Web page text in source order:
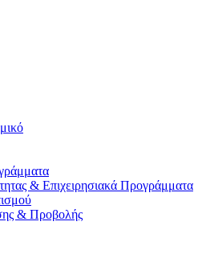
& Επιχειρησιακά Προγράμματα
& Προβολής